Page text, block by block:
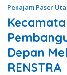
Penajam Paser
Depan
RENSTRA